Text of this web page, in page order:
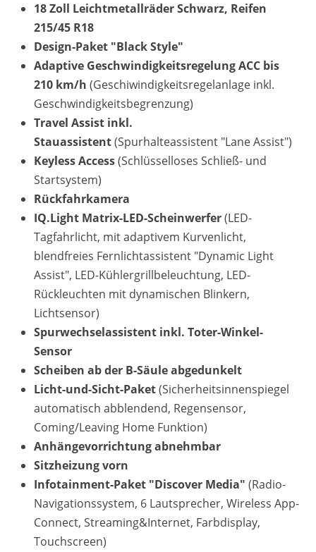
18 Zoll Leichtmetallräder Schwarz, Reifen
215/45 R18
Design-Paket "Black Style"
Adaptive Geschwindigkeitsregelung ACC bis
210 km/h (Geschiwindigkeitsregelanlage inkl.
Geschwindigkeitsbegrenzung)
Travel Assist inkl.
Stauassistent(Spurhalteassistent "Lane Assist")
Keyless Access(Schlüsselloses Schließ- und
Startsystem)
Rückfahrkamera
IQ.Light Matrix-LED-Scheinwerfer(LED-
Tagfahrlicht, mit adaptivem Kurvenlicht,
blendfreies Fernlichtassistent "Dynamic Light
Assist", LED-Kühlergrillbeleuchtung, LED-
Rückleuchten mit dynamischen Blinkern,
Lichtsensor)
Spurwechselassistent inkl. Toter-Winkel-
Sensor
Scheiben ab der B-Säule abgedunkelt
Licht-und-Sicht-Paket(Sicherheitsinnenspiegel
automatisch abblendend, Regensensor,
Coming/Leaving Home Funktion)
Anhängevorrichtung abnehmbar
Sitzheizung vorn
Infotainment-Paket "Discover Media" (Radio-
Navigationssystem, 6 Lautsprecher, Wireless App-
Connect, Streaming&Internet, Farbdisplay,
Touchscreen)